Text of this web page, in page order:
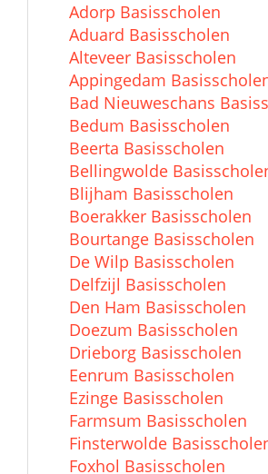
Adorp Basisscholen
Aduard Basisscholen
Alteveer Basisscholen
Appingedam
Bad Nieuweschans
Bedum Basisscholen
Beerta Basisscholen
Bellingwolde
Blijham Basisscholen
Boerakker Basisscholen
Bourtange Basisscholen
De Wilp Basisscholen
Delfzijl Basisscholen
Den Ham Basisscholen
Doezum Basisscholen
Drieborg Basisscholen
Eenrum Basisscholen
Ezinge Basisscholen
Farmsum Basisscholen
Finsterwolde
Foxhol Basisscholen